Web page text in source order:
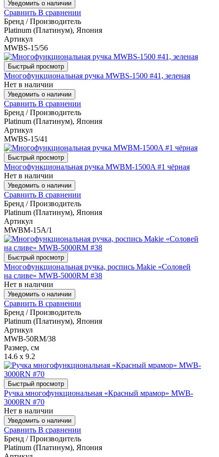
Уведомить о наличии
Сравнить В сравнении
Бренд / Производитель
Platinum (Платинум), Япония
Артикул
MWBS-15/56
Быстрый просмотр
Многофункциональная ручка MWBS-1500 #41, зеленая
Нет в наличии
Уведомить о наличии
Сравнить В сравнении
Бренд / Производитель
Platinum (Платинум), Япония
Артикул
MWBS-15/41
Быстрый просмотр
Многофункциональная ручка MWBM-1500A #1 чёрная
Нет в наличии
Уведомить о наличии
Сравнить В сравнении
Бренд / Производитель
Platinum (Платинум), Япония
Артикул
MWBM-15A/1
Быстрый просмотр
Многофункциональная ручка, роспись Makie «Соловей
на сливе» MWB-5000RM #38
Нет в наличии
Уведомить о наличии
Сравнить В сравнении
Бренд / Производитель
Platinum (Платинум), Япония
Артикул
MWB-50RM/38
Размер, см
14.6 x 9.2
Быстрый просмотр
Ручка многофункциональная «Красный мрамор» MWB-
3000RN #70
Нет в наличии
Уведомить о наличии
Сравнить В сравнении
Бренд / Производитель
Platinum (Платинум), Япония